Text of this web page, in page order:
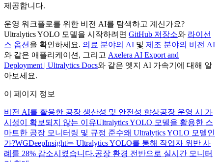
제공합니다.
운영 워크플로를 위한 비전 AI를 탐색하고 계신가요?
Ultralytics YOLO 모델을 시작하려면 GitHub 저장소와 라이선
스 옵션 을 확인하세요. 의료 분야의 AI 및 제조 분야의 비전 AI
와 같은 애플리케이션, 그리고 Axelera AI Export and
Deployment | Ultralytics Docs와 같은 엣지 AI 가속기에 대해 알
아보세요.
이 페이지 정보
비전 AI를 활용한 공장 생산성 및 안전성 향상공장 운영 시 가
시성이 확보되지 않는 이유Ultralytics YOLO 모델을 활용한 스
마트한 공장 모니터링 및 규정 준수왜 Ultralytics YOLO 모델인
가?WGDeepInsight는 Ultralytics YOLO를 통해 작업자 위반 사
례를 28% 감소시켰습니다.공장 환경 전반으로 실시간 모니터